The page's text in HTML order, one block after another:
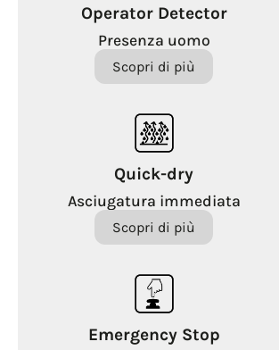
Operator Detector
Presenza uomo
Scopri di più
Quick-dry
Asciugatura immediata
Scopri di più
Emergency Stop